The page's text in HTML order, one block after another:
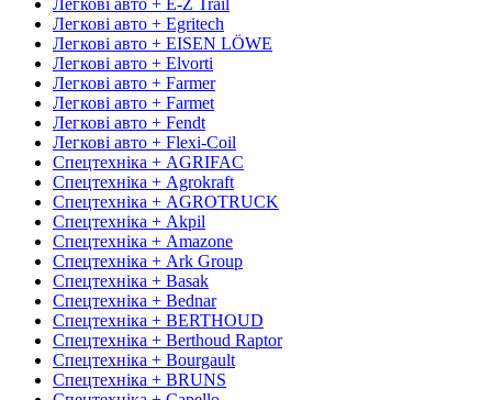
Легкові авто + Egritech
Легкові авто + EISEN LÖWE
Легкові авто + Elvorti
Легкові авто + Farmer
Легкові авто + Farmet
Легкові авто + Fendt
Легкові авто + Flexi-Coil
Спецтехніка + AGRIFAC
Спецтехніка + Agrokraft
Спецтехніка + AGROTRUCK
Спецтехніка + Akpil
Спецтехніка + Amazone
Спецтехніка + Ark Group
Спецтехніка + Basak
Спецтехніка + Bednar
Спецтехніка + BERTHOUD
Спецтехніка + Berthoud Raptor
Спецтехніка + Bourgault
Спецтехніка + BRUNS